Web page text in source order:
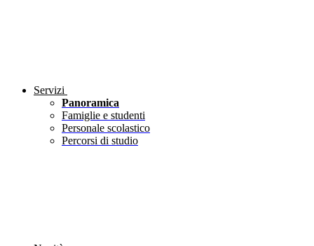
Servizi
Panoramica
Famiglie e studenti
Personale scolastico
Percorsi di studio